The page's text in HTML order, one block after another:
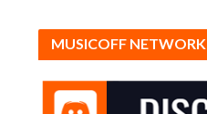
MUSICOFF NETWORK